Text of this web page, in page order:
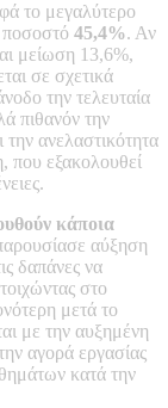
το μεγαλύτερο
ποσοστό 45,4%. Αν
μείωση 13,6%,
σε σχετικά
την τελευταία
πιθανόν την
την ανελαστικότητα
που εξακολουθεί
κάποια
αύξηση
δαπάνες να
στο
μετά το
με την αυξημένη
αγορά εργασίας
κατά την